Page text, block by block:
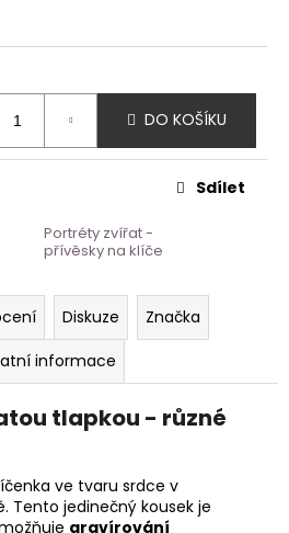
DO KOŠÍKU
Portréty zvířat -
přívěsky na klíče
Sdílet
Diskuze
Značka
informace
tlapkou - různé
ve tvaru srdce v
Tento jedinečný kousek je
gravírování